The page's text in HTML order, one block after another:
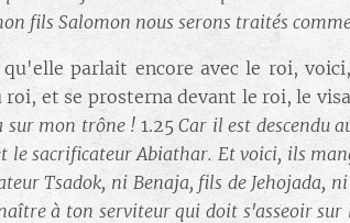
fils Salomon nous serons traités
qu'elle parlait encore avec le roi,
roi, et se prosterna devant le roi, le
sur mon trône ! 1.25Car il est descendu
le sacrificateur Abiathar. Et voici, ils
Tsadok, ni Benaja, fils de Jehojada,
à ton serviteur qui doit s'asseoir